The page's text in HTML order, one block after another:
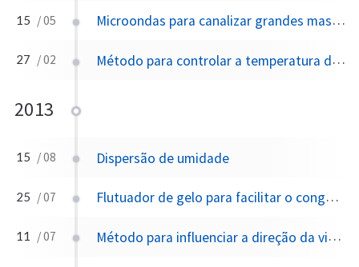
15 / 05 Microondas para canalizar grandes massas de ar para modificação climática
27 / 02 Método para controlar a temperatura da superfície terrestre usando dirigíveis estratosféricos e refletor
2013
15 / 08 Dispersão de umidade
25 / 07 Flutuador de gelo para facilitar o congelamento do gelo na superfície da água
11 / 07 Método para influenciar a direção da viagem dos furacões